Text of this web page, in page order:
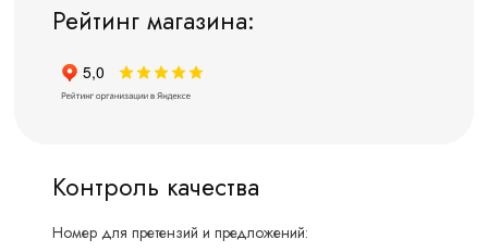
Рейтинг магазина:
Контроль качества
Номер для претензий и предложений: